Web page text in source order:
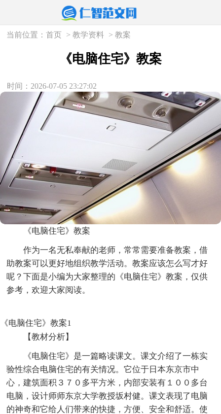
当前位置：首页 >教学资料 >教案
《电脑住宅》教案
时间：2026-07-05 23:27:02
《电脑住宅》教案
作为一名无私奉献的老师，常常需要准备教案，借
助教案可以更好地组织教学活动。教案应该怎么写才好
呢？下面是小编为大家整理的《电脑住宅》教案，仅供
参考，欢迎大家阅读。
《电脑住宅》教案1
【教材分析】
《电脑住宅》是一篇略读课文。课文介绍了一栋实
验性综合电脑住宅的有关情况。它位于日本东京市中
心，建筑面积３７０多平方米，内部安装有１００多台
电脑，设计师师东京大学教授坂村健。课文表现了电脑
的神奇和它给人们带来的快捷，方便、安全和舒适。使